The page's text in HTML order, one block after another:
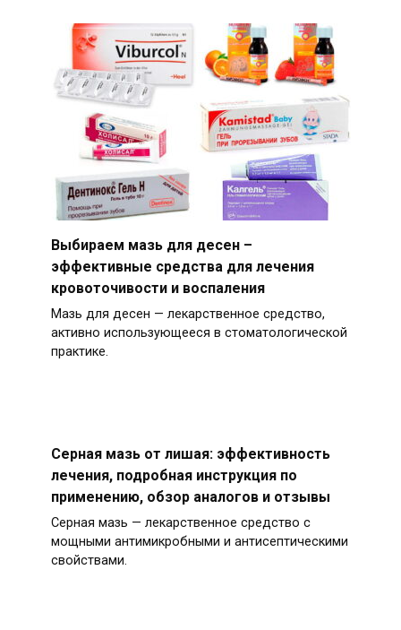
Выбираем мазь для десен –
эффективные средства для лечения
кровоточивости и воспаления
Мазь для десен — лекарственное средство,
активно использующееся в стоматологической
практике.
Серная мазь от лишая: эффективность
лечения, подробная инструкция по
применению, обзор аналогов и отзывы
Серная мазь — лекарственное средство с
мощными антимикробными и антисептическими
свойствами.